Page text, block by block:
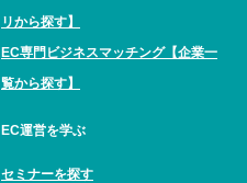
リから探す】
EC専門ビジネスマッチング【企業一
覧から探す】
EC運営を学ぶ
セミナーを探す